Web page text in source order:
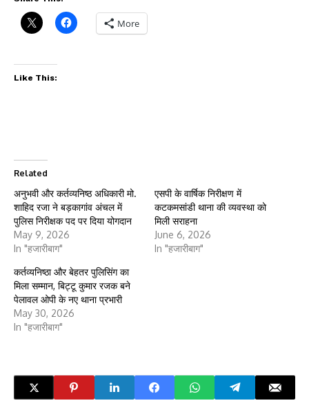
More
Like This:
Related
अनुभवी और कर्तव्यनिष्ठ अधिकारी मो.
शाहिद रजा ने बड़कागांव अंचल में
पुलिस निरीक्षक पद पर दिया योगदान
May 9, 2026
In "हजारीबाग"
एसपी के वार्षिक निरीक्षण में
कटकमसांडी थाना की व्यवस्था को
मिली सराहना
June 6, 2026
In "हजारीबाग"
कर्तव्यनिष्ठा और बेहतर पुलिसिंग का
मिला सम्मान, बिट्टू कुमार रजक बने
पेलावल ओपी के नए थाना प्रभारी
May 30, 2026
In "हजारीबाग"